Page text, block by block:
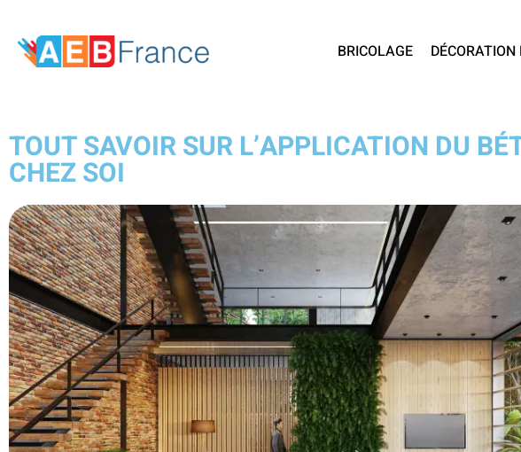
BRICOLAGE DÉCORATION
TOUT SAVOIR SUR L’APPLICATION DU
CHEZ SOI